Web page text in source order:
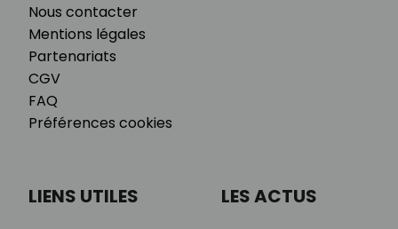
Nous contacter
Mentions légales
Partenariats
CGV
FAQ
Préférences cookies
LIENS UTILES LES ACTUS